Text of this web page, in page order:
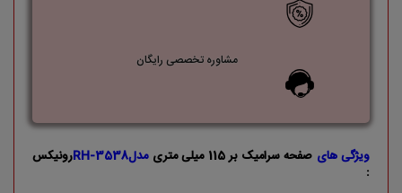
مشاوره تخصصی رایگان
ویژگی های صفحه سرامیک بر 115 میلی متری مدلRH-3538
رونیکس
: